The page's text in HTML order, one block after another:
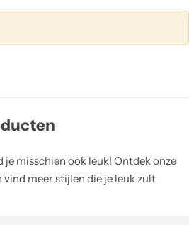
je misschien ook leuk! Ontdek onze
meer stijlen die je leuk zult